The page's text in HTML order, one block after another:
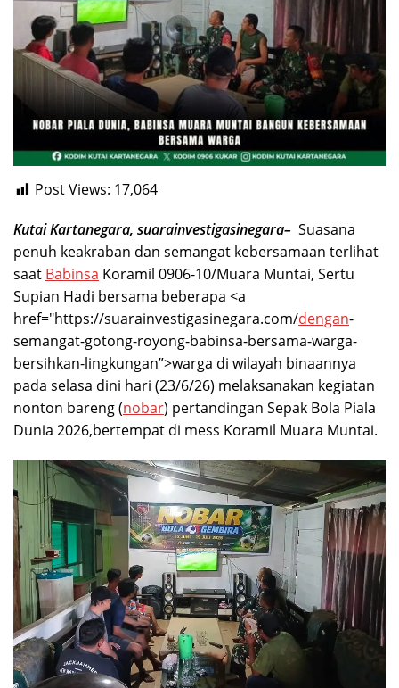
Post Views: 17,064
Kutai Kartanegara, suarainvestigasinegara– Suasana
penuh keakraban dan semangat kebersamaan terlihat
saat Babinsa Koramil 0906-10/Muara Muntai, Sertu
Supian Hadi bersama beberapa <a
href="https://suarainvestigasinegara.com/dengan-
semangat-gotong-royong-babinsa-bersama-warga-
bersihkan-lingkungan”>warga di wilayah binaannya
pada selasa dini hari (23/6/26) melaksanakan kegiatan
nonton bareng (nobar) pertandingan Sepak Bola Piala
Dunia 2026,bertempat di mess Koramil Muara Muntai.